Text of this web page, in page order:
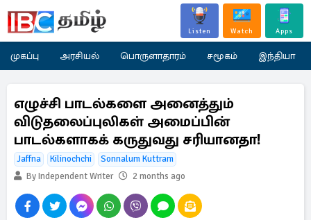
Listen Watch Apps
முகப்பு அரசியல் பொருளாதாரம் சமூகம் இந்தியா
எழுச்சி பாடல்களை அனைத்தும்
விடுதலைப்புலிகள் அமைப்பின்
பாடல்களாகக் கருதுவது சரியானதா!
Jaffna Kilinochchi
Sonnalum Kuttram
By Independent Writer
2 months ago